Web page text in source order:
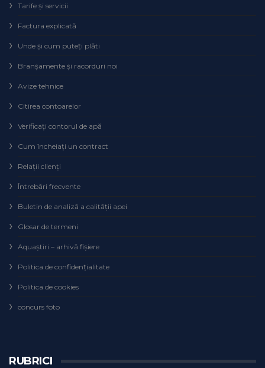
Tarife și servicii
Factura explicată
Unde și cum puteţi plăti
Branșamente și racorduri noi
Avize tehnice
Citirea contoarelor
Verificaţi contorul de apă
Cum încheiaţi un contract
Relaţii clienţi
Întrebări frecvente
Buletin de analiză a calităţii apei
Glosar de termeni
Aquaștiri – arhivă fișiere
Politica de confidențialitate
Politica de cookies
concurs foto
RUBRICI